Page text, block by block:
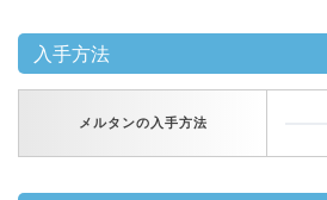
入手方法
メルタンの入手方法